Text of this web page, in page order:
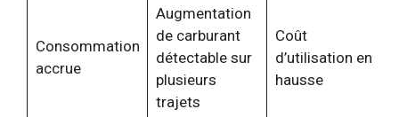
Consommation
accrue
Augmentation
de carburant
détectable sur
plusieurs
trajets
Coût
d’utilisation en
hausse